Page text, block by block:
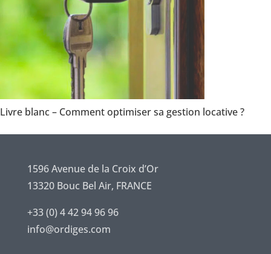
Livre blanc – Comment optimiser sa gestion locative ?
1596 Avenue de la Croix d’Or
13320 Bouc Bel Air, FRANCE
+33 (0) 4 42 94 96 96
info@ordiges.com